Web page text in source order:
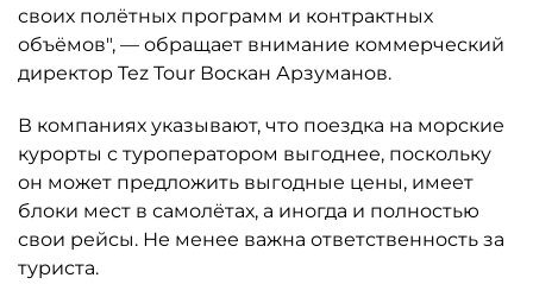
своих полётных программ и контрактных
объёмов", — обращает внимание коммерческий
директор Tez Tour Воскан Арзуманов.
В компаниях указывают, что поездка на морские
курорты с туроператором выгоднее, поскольку
он может предложить выгодные цены, имеет
блоки мест в самолётах, а иногда и полностью
свои рейсы. Не менее важна ответственность за
туриста.